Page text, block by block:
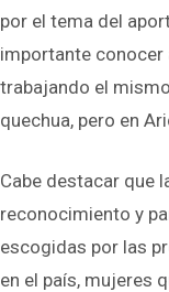
por el tema del
importante conocer
trabajando el
quechua, pero en
Cabe destacar que
reconocimiento y
escogidas por las
en el país, mujeres